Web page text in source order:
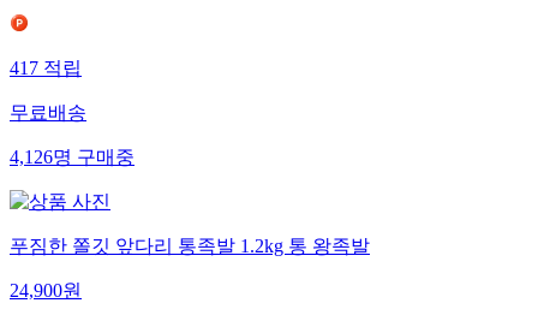
417적립
무료배송
4,126명구매중
푸짐한 쫄깃 앞다리 통족발 1.2kg 통 왕족발
24,900원